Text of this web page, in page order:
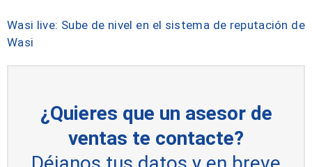
Wasi live: Sube de nivel en el sistema de reputación de
Wasi
¿Quieres que un asesor de
ventas te contacte?